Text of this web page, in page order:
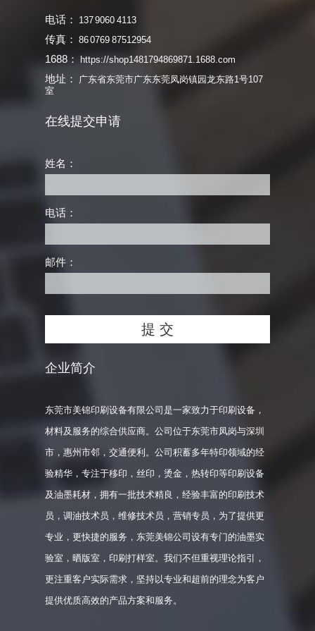
电话： 137 9060 4113
传真： 86 0769 87512954
1688： https://shop1481794869871.1688.com
地址：
广东省东莞市广东东莞凤岗镇园龙东路1号107
室
在线提交申请
姓名：
电话：
邮件：
企业简介
东莞市美锦印刷设备有限公司是一家致力于印刷设备，
材料及服务的综合供应商。公司位于东莞市凤岗与深圳
市，惠州市邻，交通便利。公司积蓄多年特印领域的经
验精华，专注于移印，丝印，烫金，热转印等印刷设备
及油墨耗材，拥有一批技术精良，经验丰富的印刷技术
员，调油技术员，维修技术员，营销专员，为了提供更
专业，更快捷的服务，东莞美锦公司设有专门的油墨实
验室，晒版室，印刷打样室。我们不但重视理论指引，
更注重客户实际需求，坚持以专业和超前的理念为客户
提供优质高效的产品方案和服务。